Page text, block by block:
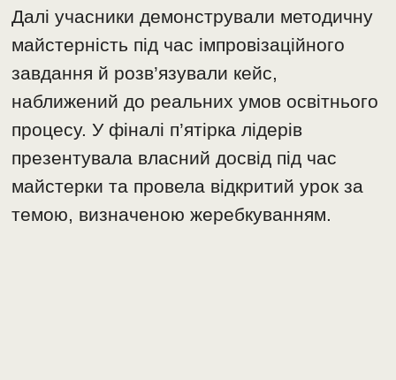
Далі учасники демонстрували методичну
майстерність під час імпровізаційного
завдання й розв’язували кейс,
наближений до реальних умов освітнього
процесу. У фіналі п’ятірка лідерів
презентувала власний досвід під час
майстерки та провела відкритий урок за
темою, визначеною жеребкуванням.